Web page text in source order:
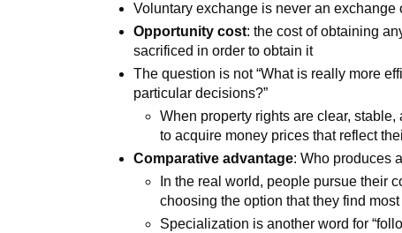
Voluntary exchange is never an exchange
Opportunity cost: the cost of obtaining
sacrificed in order to obtain it
The question is not “What is really more
particular decisions?”
When property rights are clear,
to acquire money prices that reflect
Comparative advantage: Who produces
In the real world, people pursue their
choosing the option that they find
Specialization is another word for